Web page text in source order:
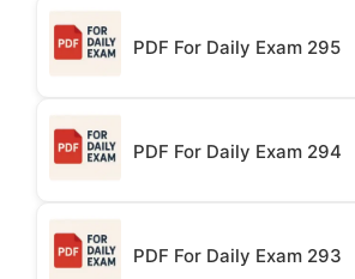
PDF For Daily Exam 295
PDF For Daily Exam 294
PDF For Daily Exam 293